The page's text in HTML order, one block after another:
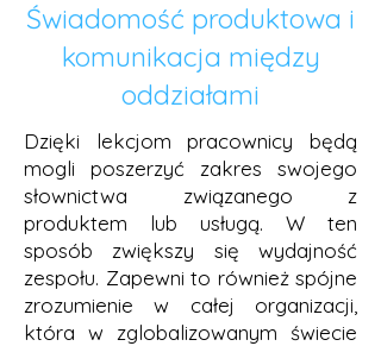
Świadomość produktowa i
komunikacja między
oddziałami
Dzięki lekcjom pracownicy będą
mogli poszerzyć zakres swojego
słownictwa związanego z
produktem lub usługą. W ten
sposób zwiększy się wydajność
zespołu. Zapewni to również spójne
zrozumienie w całej organizacji,
która w zglobalizowanym świecie